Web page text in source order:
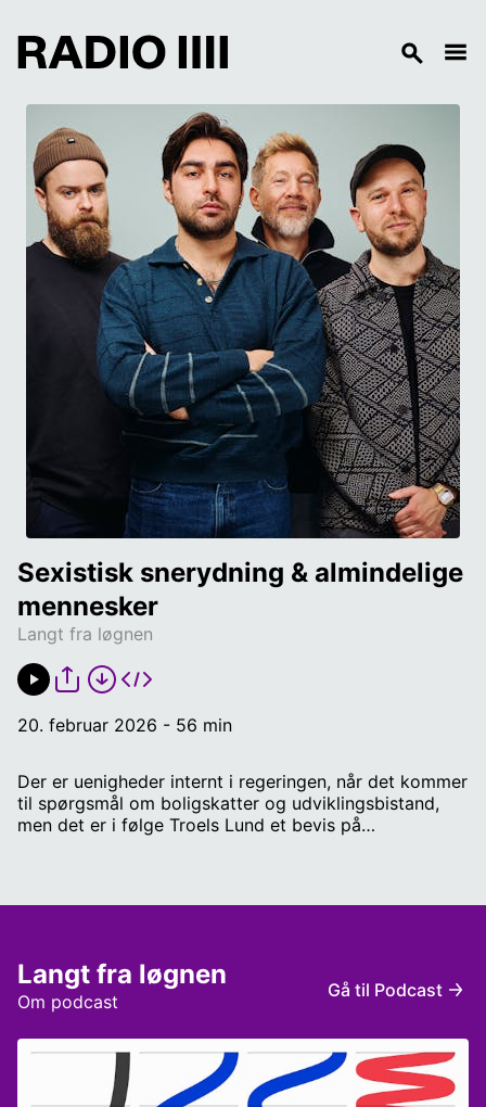
Langt fra løgnen
Sexistisk snerydning & almindelige
mennesker
20. februar 2026 - 56 min
Der er uenigheder internt i regeringen, når det kommer
til spørgsmål om boligskatter og udviklingsbistand,
men det er i følge Troels Lund et bevis på
er en brandgod idé. Programmet er tilrettelagt af
Programmet er produceret af Anton Nørbæk
Om podcast
Langt fra løgnen Gå til Podcast